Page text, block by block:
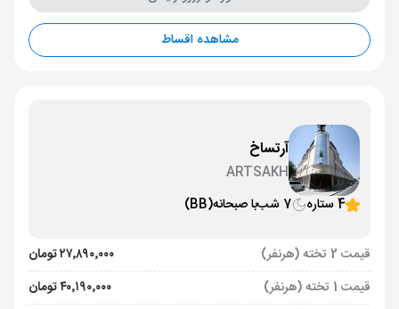
مشاهده اقساط
آرتساخ
ARTSAKH
4 ستاره
7 شب با صبحانه(BB)
قیمت 2 تخته (هرنفر)
۲۷٬۸۹۰٬۰۰۰ تومان
قیمت 1 تخته (هرنفر)
۴۰٬۱۹۰٬۰۰۰ تومان